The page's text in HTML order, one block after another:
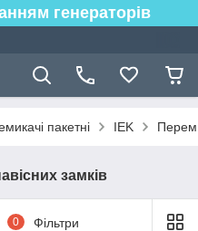
генераторів
пакетні IEK
замків
0 Фільтри